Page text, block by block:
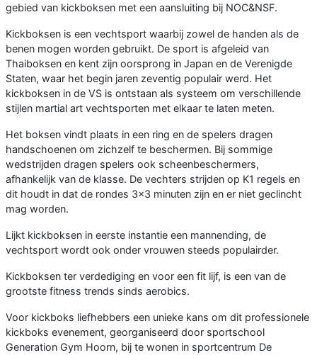
gebied van kickboksen met een aansluiting bij NOC&NSF.
Kickboksen is een vechtsport waarbij zowel de handen als de
benen mogen worden gebruikt. De sport is afgeleid van
Thaiboksen en kent zijn oorsprong in Japan en de Verenigde
Staten, waar het begin jaren zeventig populair werd. Het
kickboksen in de VS is ontstaan als systeem om verschillende
stijlen martial art vechtsporten met elkaar te laten meten.
Het boksen vindt plaats in een ring en de spelers dragen
handschoenen om zichzelf te beschermen. Bij sommige
wedstrijden dragen spelers ook scheenbeschermers,
afhankelijk van de klasse. De vechters strijden op K1 regels en
dit houdt in dat de rondes 3×3 minuten zijn en er niet geclincht
mag worden.
Lijkt kickboksen in eerste instantie een mannending, de
vechtsport wordt ook onder vrouwen steeds populairder.
Kickboksen ter verdediging en voor een fit lijf, is een van de
grootste fitness trends sinds aerobics.
Voor kickboks liefhebbers een unieke kans om dit professionele
kickboks evenement, georganiseerd door sportschool
Generation Gym Hoorn, bij te wonen in sportcentrum De